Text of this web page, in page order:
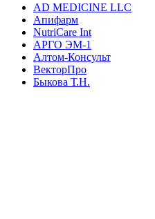
AD MEDICINE LLC
Апифарм
NutriCare Int
АРГО ЭМ-1
Алтом-Консульт
ВекторПро
Быкова Т.Н.